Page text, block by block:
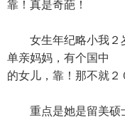
靠！真是奇葩！
女生年纪略小我２
单亲妈妈，有个国中
的女儿，靠！那不就２
重点是她是留美硕